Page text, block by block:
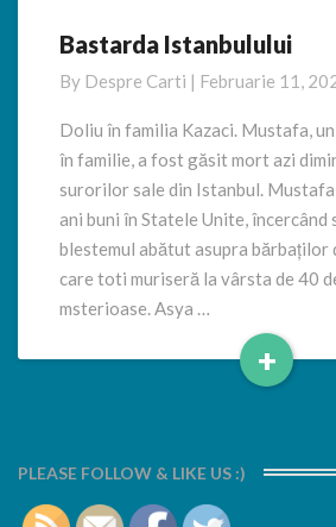
Bastarda
Bastarda Istanbulului
By Despre Carti | Februarie 11,
Doliu în familia Kazaci. Mustafa,
în familie, a fost găsit mort azi
surorilor sale din Istanbul.
ani buni în Statele Unite, încercând
blestemul abătut asupra bărbaților
care toti muriseră la vârsta de 40
msterioase. Asya …
+
Read
PLEASE FOLLOW & LIKE US :)